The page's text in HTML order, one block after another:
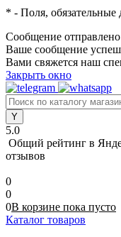
* - Поля, обязательные
Сообщение отправлено
Ваше сообщение
Вами свяжется наш
Закрыть окно
5.0
Общий рейтинг в
отзывов
0
0
0В корзине пока пусто
Каталог товаров